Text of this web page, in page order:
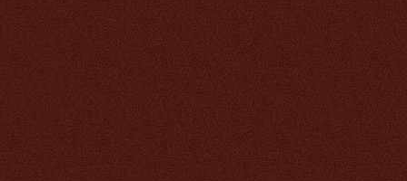
885 руб.
Антилипидный чай